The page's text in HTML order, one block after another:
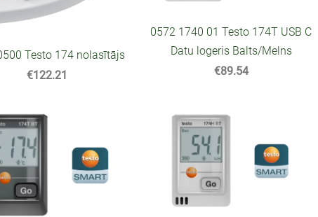
Testo 174 nolasītājs
€122.21
0572 1740 01 Testo 174T USB C
Datu logeris Balts/Melns
€89.54